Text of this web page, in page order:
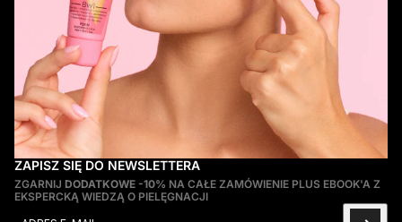
ZAPISZ SIĘ DO NEWSLETTERA
ZGARNIJ DODATKOWE -10% NA CAŁE ZAMÓWIENIE PLUS EBOOK'A Z
EKSPERCKĄ WIEDZĄ O PIELĘGNACJI
Ta strona jest chroniona przez hCaptcha i obowiązują na niej